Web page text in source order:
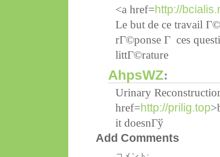
<a href=http://
Le but de ce travail
rГ©ponse Г ces
littГ©rature
AhpsWZ:
Urinary
href=http://prilig.top
it doesnГў
Add Comments